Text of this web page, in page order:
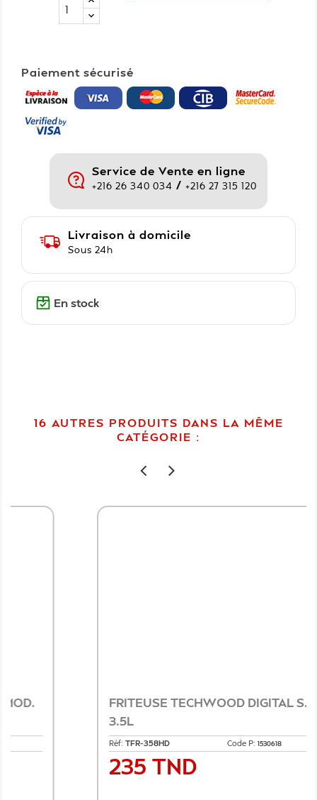
Paiement sécurisé
Service de Vente en ligne
+216 26 340 034 / +216 27 315 120
Livraison à domicile
Sous 24h
En stock
16 AUTRES PRODUITS DANS LA MÊME
CATÉGORIE :
FRITEUSE TECHWOOD DIGITAL S.H
TFR-358HD 1530618
235 TND